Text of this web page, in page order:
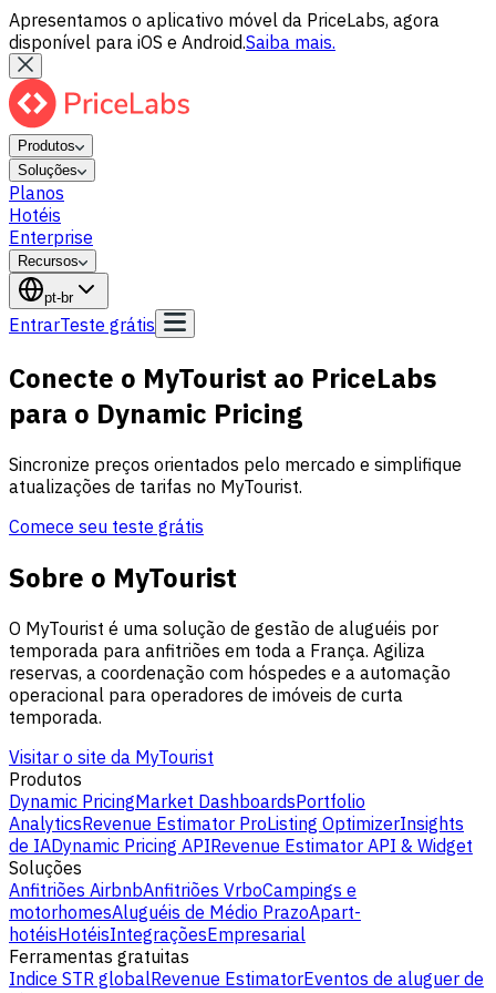
Apresentamos o aplicativo móvel da PriceLabs, agora
disponível para iOS e Android.Saiba mais.
Produtos
Soluções
Planos
Hotéis
Enterprise
Recursos
pt-br
EntrarTeste grátis
Conecte o MyTourist ao PriceLabs
para o Dynamic Pricing
Sincronize preços orientados pelo mercado e simplifique
atualizações de tarifas no MyTourist.
Comece seu teste grátis
Sobre o MyTourist
O MyTourist é uma solução de gestão de aluguéis por
temporada para anfitriões em toda a França. Agiliza
reservas, a coordenação com hóspedes e a automação
operacional para operadores de imóveis de curta
temporada.
Visitar o site da MyTourist
Produtos
Dynamic PricingMarket DashboardsPortfolio
AnalyticsRevenue Estimator ProListing OptimizerInsights
de IADynamic Pricing APIRevenue Estimator API & Widget
Soluções
Anfitriões AirbnbAnfitriões VrboCampings e
motorhomesAluguéis de Médio PrazoApart-
hotéisHotéisIntegraçõesEmpresarial
Ferramentas gratuitas
Indice STR globalRevenue EstimatorEventos de aluguer de